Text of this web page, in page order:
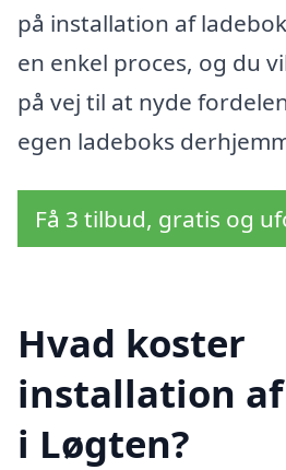
på installation af
en enkel proces, og du
på vej til at nyde
egen ladeboks
Få 3 tilbud, gratis og
Hvad koster
installation
i Løgten?